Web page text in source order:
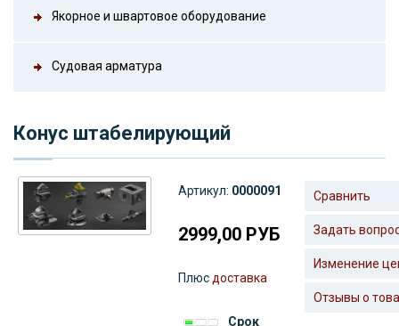
Якорное и швартовое оборудование
Судовая арматура
Конус штабелирующий
Артикул: 0000091
2999,00 РУБ
Плюс доставка
Срок
Сравнить
Задать
Изменение
Отзывы о